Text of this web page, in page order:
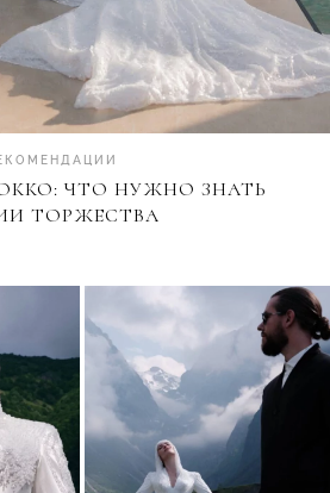
ЧТО НУЖНО ЗНАТЬ
ТОРЖЕСТВА